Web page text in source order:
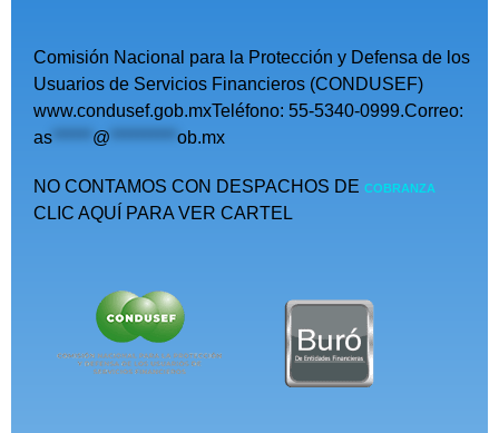
Comisión Nacional para la Protección y Defensa de los
Usuarios de Servicios Financieros (CONDUSEF)
www.condusef.gob.mxTeléfono: 55-5340-0999.Correo:
as ****** @ ********** ob.mx
NO CONTAMOS CON DESPACHOS DE COBRANZA
CLIC AQUÍ PARA VER CARTEL